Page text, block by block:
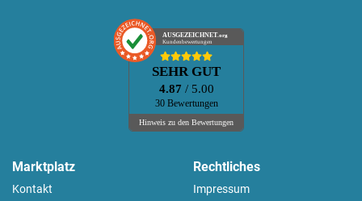
AUSGEZEICHNET.org
Kundenbewertungen
SEHR GUT
4.87 / 5.00
30 Bewertungen
Hinweis zu den Bewertungen
Marktplatz
Kontakt
Rechtliches
Impressum